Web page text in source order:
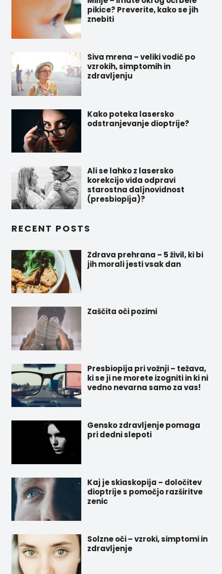
pikice? Preverite, kako se jih
znebiti
Siva mrena – veliki vodič po
vzrokih, simptomih in
zdravljenju
Kako poteka lasersko
odstranjevanje dioptrije?
Ali se lahko z lasersko
korekcijo vida odpravi
starostna daljnovidnost
(presbiopija)?
RECENT POSTS
Zdrava prehrana – 5 živil, ki bi
jih morali jesti vsak dan
Zaščita oči pozimi
Presbiopija pri vožnji – težava,
ki se ji ne morete izogniti in ki ni
vedno nevarna samo za vas!
Gensko zdravljenje pomaga
pri dedni slepoti
Kaj je skiaskopija – določitev
dioptrije s pomočjo razširitve
zenic
Solzne oči – vzroki, simptomi in
zdravljenje